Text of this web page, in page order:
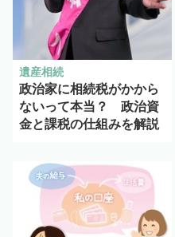
遺産相続
政治家に相続税がかから
ないって本当？ 政治資
金と課税の仕組みを解説